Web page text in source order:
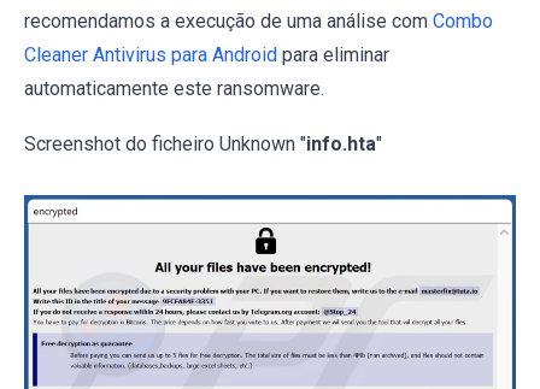
recomendamos a execução de uma análise com Combo
Cleaner Antivirus para Android para eliminar
automaticamente este ransomware.
Screenshot do ficheiro Unknown "info.hta"